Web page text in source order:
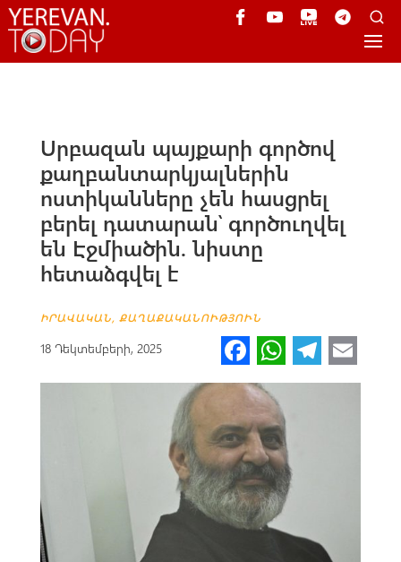
Սրբազան պայքարի գործով
քաղբանտարկյալներին
ոստիկանները չեն հասցրել
բերել դատարան՝ գործուղվել
են Էջմիածին. նիստը
հետաձգվել է
ԻՐԱՎԱԿԱՆ, ՔԱՂԱՔԱԿԱՆՈՒԹՅՈՒՆ
18 Դեկտեմբերի, 2025 Fa
ce
b
o
o
k
W
h
s
A
p
p
Te
le m